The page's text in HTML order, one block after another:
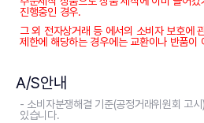
진행중인 경우.
그 외 전자상거래 등 에서의 소비자 보호에
제한에 해당하는 경우에는 교환이나 반품이
A/S안내
- 소비자분쟁해결 기준(공정거래위원회 고
있습니다.